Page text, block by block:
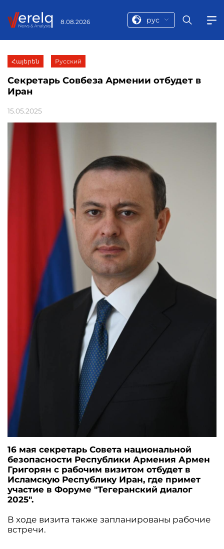
8.08.2026 рус
Հայերեն Русский
Секретарь Совбеза Армении отбудет в
Иран
15.05.2025
16 мая секретарь Совета национальной
безопасности Республики Армения Армен
Григорян с рабочим визитом отбудет в
Исламскую Республику Иран, где примет
участие в Форуме "Тегеранский диалог
2025".
В ходе визита также запланированы рабочие
встречи.